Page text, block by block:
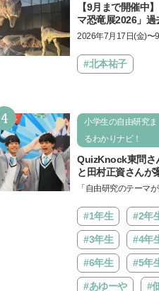
【9月まで開催中
マ恐竜展2026」過
動員した恐竜展が9
しむポイントを完
2026年7月17日(金)〜9
「ヨコハマ恐竜展
卓大図鑑〜」が開催…
#北本祐子
4
小学生の自由研究ま
るわかりナビ！
QuizKnock東問さ
と田村正資さんが
みうりランド」で
ントが開催
「自由研究のテーマ
ントをくれるイベント
りランド「グッジョ
#1年生 #2年
#3年生 #4年
#6年生 #5年
#あゆーや #